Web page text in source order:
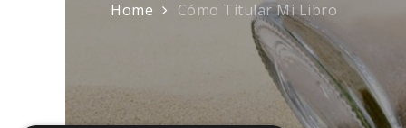
Home Cómo Titular Mi Libro